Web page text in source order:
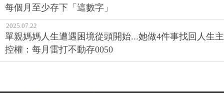
每個月至少存下「這數字」
2025.07.22
單親媽媽人生遭遇困境從頭開始...她做4件事找回人生主
控權：每月雷打不動存0050